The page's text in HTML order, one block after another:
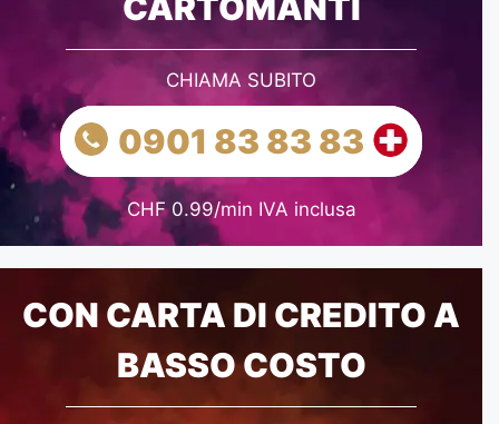
CARTOMANTI
CHIAMA SUBITO
0901 83 83 83
CHF 0.99/min IVA inclusa
CON CARTA DI CREDITO A
BASSO COSTO